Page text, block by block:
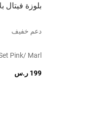
بلوزة فيتال
دعم خفيف
Pink/ Marl
199 ر.س